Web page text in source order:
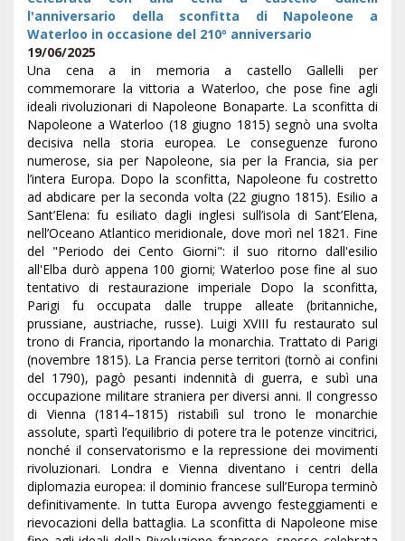
l'anniversario della sconfitta di Napoleone a
Waterloo in occasione del 210º anniversario
19/06/2025
Una cena a in memoria a castello Gallelli per
commemorare la vittoria a Waterloo, che pose fine agli
ideali rivoluzionari di Napoleone Bonaparte. La sconfitta di
Napoleone a Waterloo (18 giugno 1815) segnò una svolta
decisiva nella storia europea. Le conseguenze furono
numerose, sia per Napoleone, sia per la Francia, sia per
l’intera Europa. Dopo la sconfitta, Napoleone fu costretto
ad abdicare per la seconda volta (22 giugno 1815). Esilio a
Sant’Elena: fu esiliato dagli inglesi sull’isola di Sant’Elena,
nell’Oceano Atlantico meridionale, dove morì nel 1821. Fine
del "Periodo dei Cento Giorni": il suo ritorno dall'esilio
all'Elba durò appena 100 giorni; Waterloo pose fine al suo
tentativo di restaurazione imperiale Dopo la sconfitta,
Parigi fu occupata dalle truppe alleate (britanniche,
prussiane, austriache, russe). Luigi XVIII fu restaurato sul
trono di Francia, riportando la monarchia. Trattato di Parigi
(novembre 1815). La Francia perse territori (tornò ai confini
del 1790), pagò pesanti indennità di guerra, e subì una
occupazione militare straniera per diversi anni. Il congresso
di Vienna (1814–1815) ristabilì sul trono le monarchie
assolute, spartì l’equilibrio di potere tra le potenze vincitrici,
nonché il conservatorismo e la repressione dei movimenti
rivoluzionari. Londra e Vienna diventano i centri della
diplomazia europea: il dominio francese sull’Europa terminò
definitivamente. In tutta Europa avvengo festeggiamenti e
rievocazioni della battaglia. La sconfitta di Napoleone mise